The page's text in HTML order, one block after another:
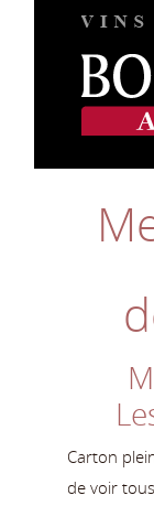
Carton
de voir